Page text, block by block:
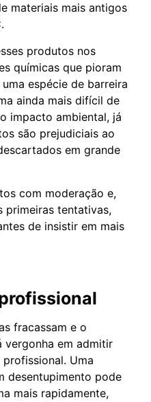
materiais mais antigos
produtos nos
químicas que pioram
espécie de barreira
ainda mais difícil de
impacto ambiental, já
são prejudiciais ao
em grande
com moderação e,
primeiras tentativas,
de insistir em mais
fracassam e o
vergonha em admitir
Uma
desentupimento pode
mais rapidamente,